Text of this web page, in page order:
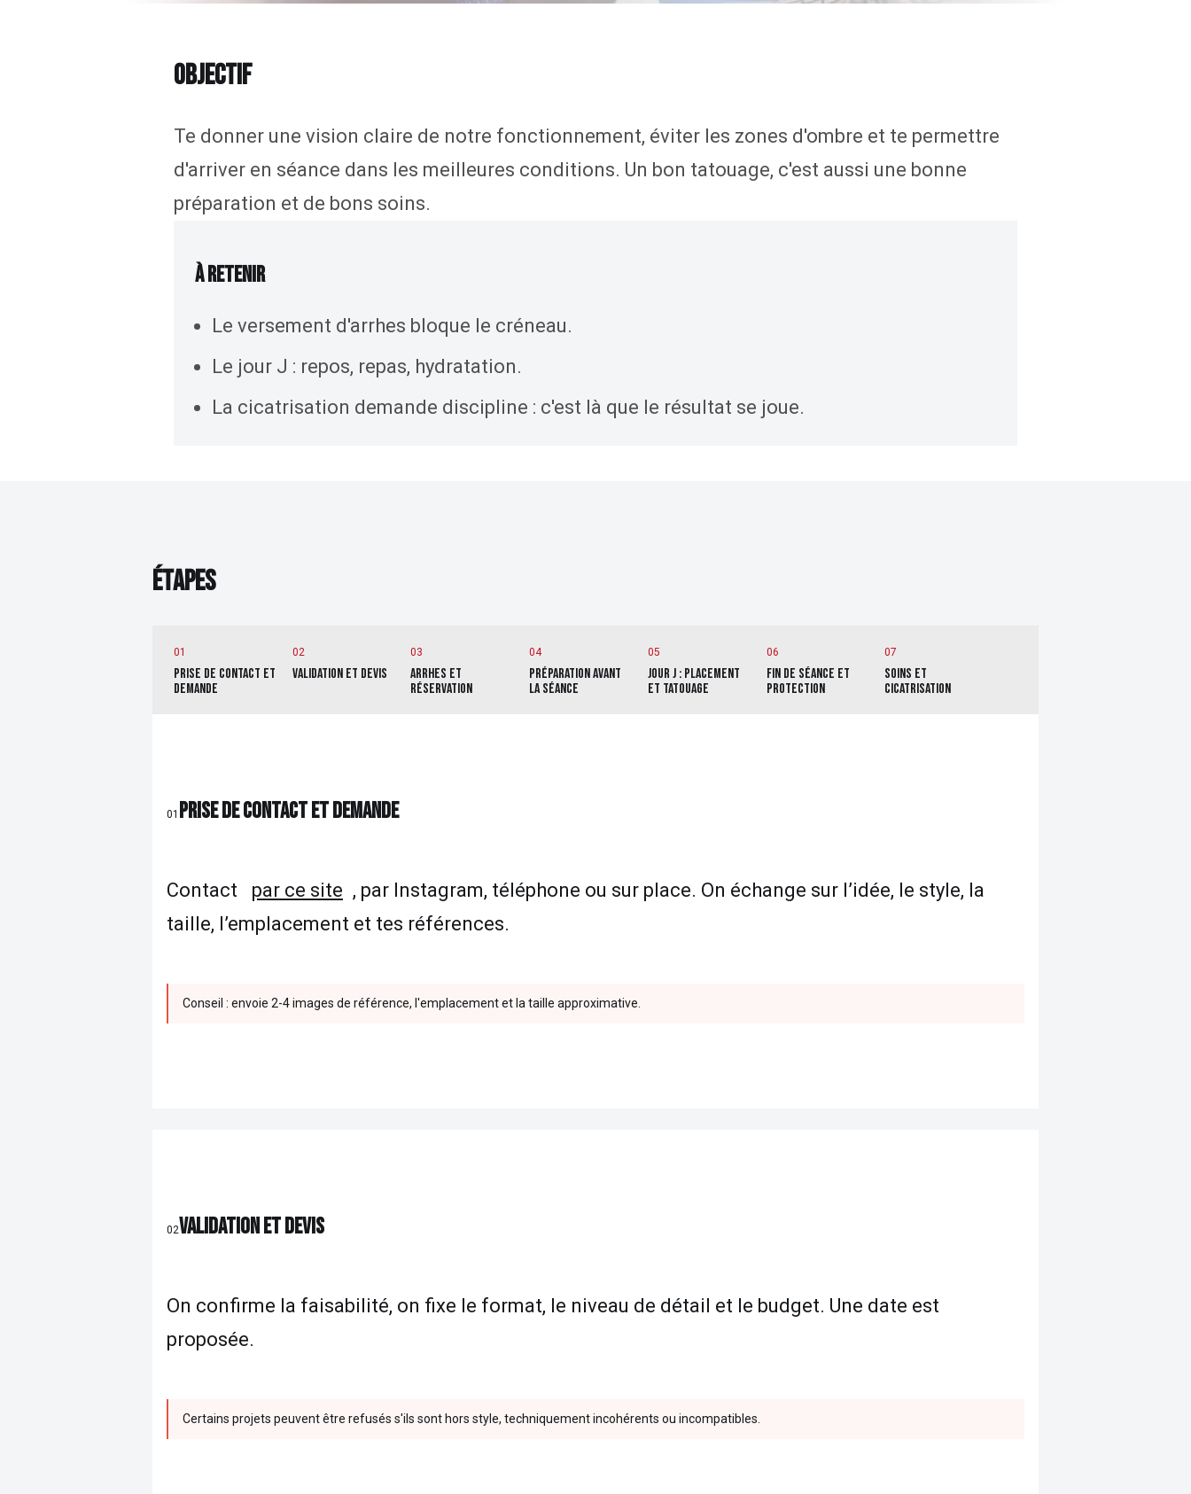
FAQ
Contactez Nous
OBJECTIF
Te donner une vision claire de notre fonctionnement, éviter les zones d'ombre et te permettre
d'arriver en séance dans les meilleures conditions. Un bon tatouage, c'est aussi une bonne
préparation et de bons soins.
À RETENIR
Le versement d'arrhes bloque le créneau.
Le jour J : repos, repas, hydratation.
La cicatrisation demande discipline : c'est là que le résultat se joue.
ÉTAPES
ÉTAPES
01
PRISE DE CONTACT ET
DEMANDE
02
VALIDATION ET DEVIS
03
ARRHES ET
RÉSERVATION
04
PRÉPARATION AVANT
LA SÉANCE
05
JOUR J : PLACEMENT
ET TATOUAGE
06
FIN DE SÉANCE ET
PROTECTION
07
SOINS ET
CICATRISATION
01 PRISE DE CONTACT ET DEMANDE
Contact par ce site , par Instagram, téléphone ou sur place. On échange sur l’idée, le style, la
taille, l’emplacement et tes références.
Conseil : envoie 2-4 images de référence, l'emplacement et la taille approximative.
02VALIDATION ET DEVIS
On confirme la faisabilité, on fixe le format, le niveau de détail et le budget. Une date est
proposée.
Certains projets peuvent être refusés s'ils sont hors style, techniquement incohérents ou incompatibles.